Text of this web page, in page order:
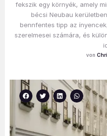
fekszik egy környék, amely
bécsi Neubau
bennfentes tipp az
szerelmesei számára, és